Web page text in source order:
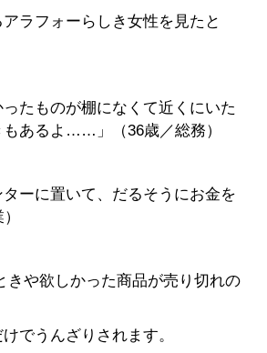
ラフォーらしき女性を見たと
たものが棚になくて近くにいた
あるよ……」（36歳／総務）
ーに置いて、だるそうにお金を
や欲しかった商品が売り切れの
でうんざりされます。